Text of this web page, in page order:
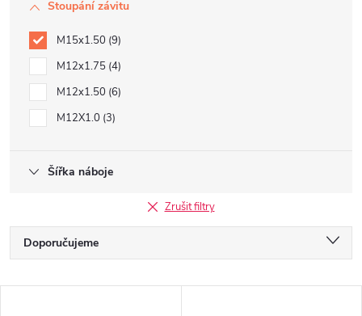
Stoupání závitu
M15x1.50 9
M12x1.75 4
M12x1.50 6
M12X1.0 3
Šířka náboje
Zrušit filtry
Ř
a
Doporučujeme